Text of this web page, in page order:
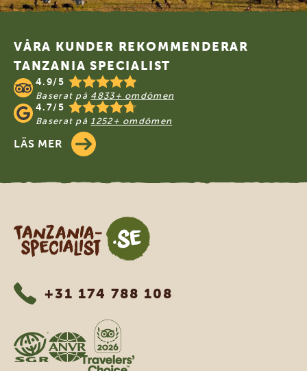
Footer
VÅRA KUNDER REKOMMENDERAR
TANZANIA SPECIALIST
4.9/5
Baserat på 4833+ omdömen
4.7/5
Baserat på 1252+ omdömen
LÄS MER
Tanzania Specialist
+31 174 788 108